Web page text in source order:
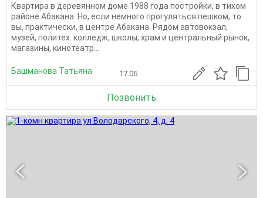
Квартира в деревянном доме 1988 года постройки, в тихом
районе Абакана. Но, если немного прогуляться пешком, то
вы, практически, в центре Абакана. Рядом автовокзал,
музей, политех. колледж, школы, храм и центральный рынок,
магазины, кинотеатр...
Башманова Татьяна 17.06
Позвонить